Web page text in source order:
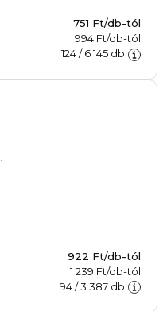
751 Ft/db-tól
994 Ft/db-tól
124/6 145 db
922 Ft/db-tól
1 239 Ft/db-tól
94/3 387 db